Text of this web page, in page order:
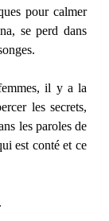
pour calmer
se perd dans
il y a la
les secrets,
les paroles de
est conté et ce